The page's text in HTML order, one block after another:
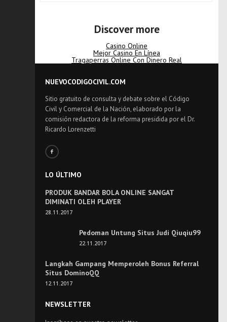
Discover more
Casino Online
Mejor Casino En Línea
Tragaperras Online Con Dinero Real
NUEVOCODIGOCIVIL.COM
Sitio gratuito de consulta y debate sobre el Código
Civil y Comercial de la Nación, elaborado por la
comisión redactora de la reforma presidida por el Dr.
Ricardo Lorenzetti
LO ÚLTIMO
PRODUK BANDAR BOLA ONLINE SANGAT
DIMINATI OLEH PLAYER
28.11.2017
Pedoman Untung Situs Judi Qiuqiu99
22.11.2017
Langkah Gampang Memperoleh Bonus Referral
Situs DominoQQ
12.11.2017
NEWSLETTER